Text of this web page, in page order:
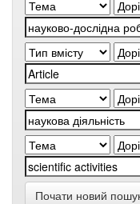
Почати новий